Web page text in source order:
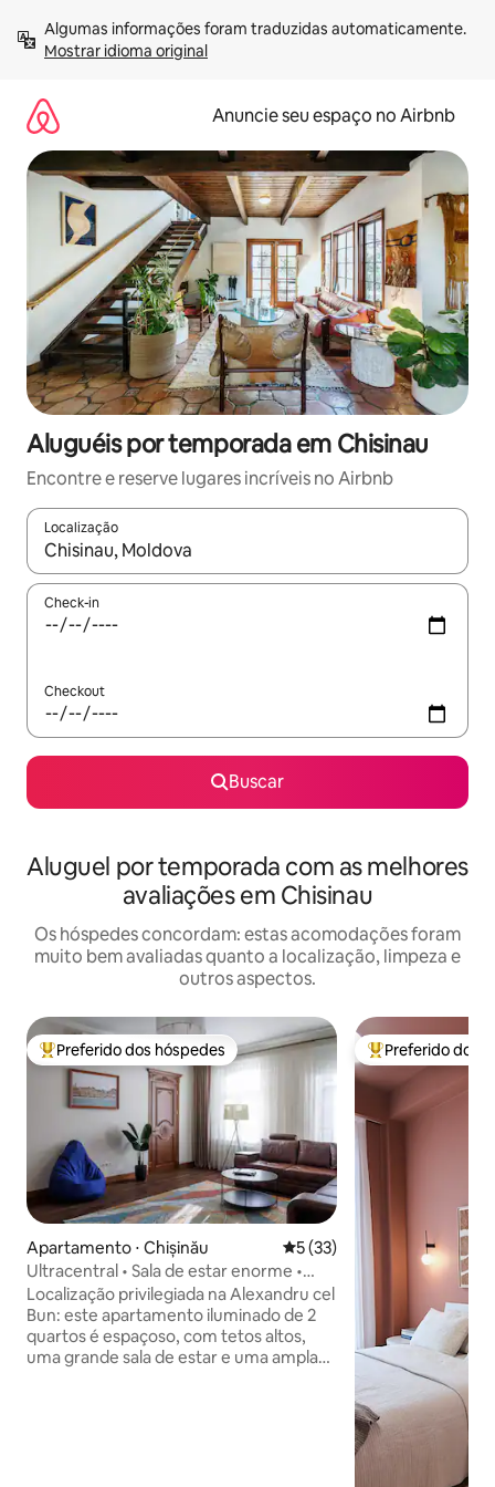
para
Mostrar idioma original
Anuncie seu espaço no Airbnb
Aluguéis por temporada em Chisinau
Encontre e reserve lugares incríveis no Airbnb
Localização
Quando os resultados estiverem disponíveis, explore-os
Check-in
Checkout
Buscar
Aluguel por temporada com as melhores
avaliações em Chisinau
Os hóspedes concordam: estas acomodações foram
muito bem avaliadas quanto a localização, limpeza e
outros aspectos.
Entre os melhores preferidos dos hóspedes
Preferido dos hóspedes
Apartamento ⋅ Chișinău 5 de uma avaliação média
5 (33)
Ultracentral • Sala de estar enorme •
Varanda • 107 m²
Localização privilegiada na Alexandru cel
Bun: este apartamento iluminado de 2
quartos é espaçoso, com tetos altos,
uma grande sala de estar e uma ampla
Entre os
Preferido dos